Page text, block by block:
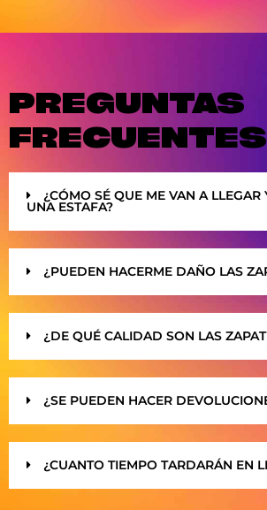
PREGUNTAS
FRECUENTES
¿CÓMO SÉ QUE ME VAN A LLEGAR
UNA ESTAFA?
¿PUEDEN HACERME DAÑO LAS
¿DE QUÉ CALIDAD SON LAS
¿SE PUEDEN HACER
¿CUANTO TIEMPO TARDARÁN EN